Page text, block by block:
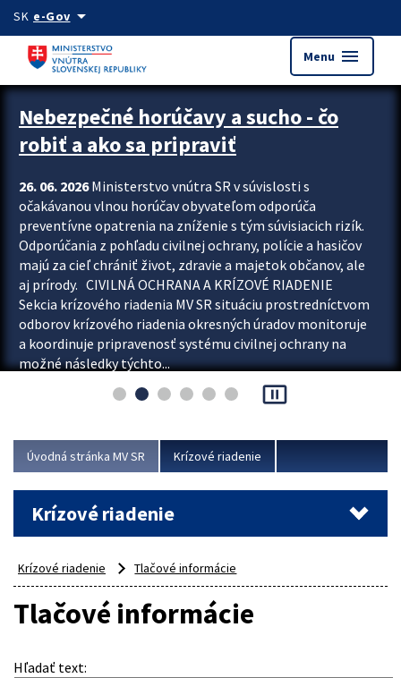
Preskocit na hlavný obsah
SK e-Govarrow_drop_down
Menu menu
Zastavit automatický posun upútavok
Nebezpečné horúčavy a sucho - čo
robiť a ako sa pripraviť
26. 06. 2026Ministerstvo vnútra SR v súvislosti s
očakávanou vlnou horúčav obyvateľom odporúča
preventívne opatrenia na zníženie s tým súvisiacich rizík.
Odporúčania z pohľadu civilnej ochrany, polície a hasičov
majú za cieľ chrániť život, zdravie a majetok občanov, ale
aj prírody. CIVILNÁ OCHRANA A KRÍZOVÉ RIADENIE
Sekcia krízového riadenia MV SR situáciu prostredníctvom
odborov krízového riadenia okresných úradov monitoruje
a koordinuje pripravenosť systému civilnej ochrany na
možné následky týchto...
pause_presentation
Úvodná stránka MV SR Krízové riadenie
Krízové riadenie
Krízové riadenie Tlačové informácie
Tlačové informácie
Hľadať text: